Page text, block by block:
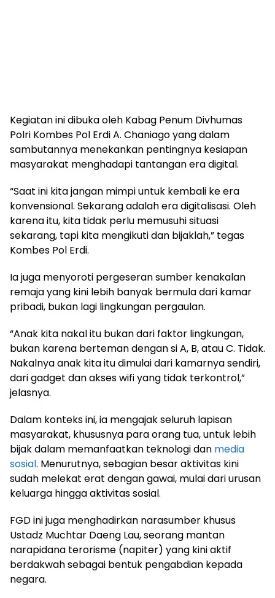
Kegiatan ini dibuka oleh Kabag Penum Divhumas
Polri Kombes Pol Erdi A. Chaniago yang dalam
sambutannya menekankan pentingnya kesiapan
masyarakat menghadapi tantangan era digital.
“Saat ini kita jangan mimpi untuk kembali ke era
konvensional. Sekarang adalah era digitalisasi. Oleh
karena itu, kita tidak perlu memusuhi situasi
sekarang, tapi kita mengikuti dan bijaklah,” tegas
Kombes Pol Erdi.
Ia juga menyoroti pergeseran sumber kenakalan
remaja yang kini lebih banyak bermula dari kamar
pribadi, bukan lagi lingkungan pergaulan.
“Anak kita nakal itu bukan dari faktor lingkungan,
bukan karena berteman dengan si A, B, atau C. Tidak.
Nakalnya anak kita itu dimulai dari kamarnya sendiri,
dari gadget dan akses wifi yang tidak terkontrol,”
jelasnya.
Dalam konteks ini, ia mengajak seluruh lapisan
masyarakat, khususnya para orang tua, untuk lebih
bijak dalam memanfaatkan teknologi dan media
sosial. Menurutnya, sebagian besar aktivitas kini
sudah melekat erat dengan gawai, mulai dari urusan
keluarga hingga aktivitas sosial.
FGD ini juga menghadirkan narasumber khusus
Ustadz Muchtar Daeng Lau, seorang mantan
narapidana terorisme (napiter) yang kini aktif
berdakwah sebagai bentuk pengabdian kepada
negara.